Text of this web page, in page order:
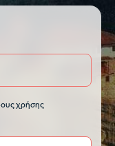
χρήσης